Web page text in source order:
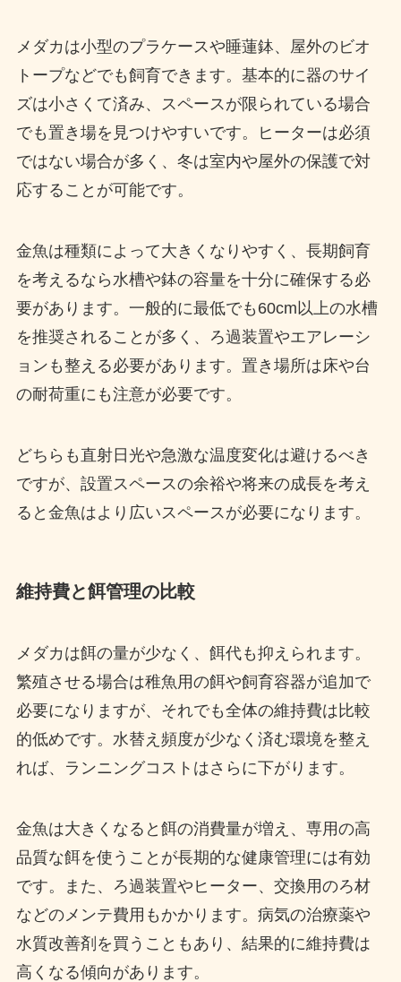
メダカは小型のプラケースや睡蓮鉢、屋外のビオ
トープなどでも飼育できます。基本的に器のサイ
ズは小さくて済み、スペースが限られている場合
でも置き場を見つけやすいです。ヒーターは必須
ではない場合が多く、冬は室内や屋外の保護で対
応することが可能です。
金魚は種類によって大きくなりやすく、長期飼育
を考えるなら水槽や鉢の容量を十分に確保する必
要があります。一般的に最低でも60cm以上の水槽
を推奨されることが多く、ろ過装置やエアレーシ
ョンも整える必要があります。置き場所は床や台
の耐荷重にも注意が必要です。
どちらも直射日光や急激な温度変化は避けるべき
ですが、設置スペースの余裕や将来の成長を考え
ると金魚はより広いスペースが必要になります。
維持費と餌管理の比較
メダカは餌の量が少なく、餌代も抑えられます。
繁殖させる場合は稚魚用の餌や飼育容器が追加で
必要になりますが、それでも全体の維持費は比較
的低めです。水替え頻度が少なく済む環境を整え
れば、ランニングコストはさらに下がります。
金魚は大きくなると餌の消費量が増え、専用の高
品質な餌を使うことが長期的な健康管理には有効
です。また、ろ過装置やヒーター、交換用のろ材
などのメンテ費用もかかります。病気の治療薬や
水質改善剤を買うこともあり、結果的に維持費は
高くなる傾向があります。